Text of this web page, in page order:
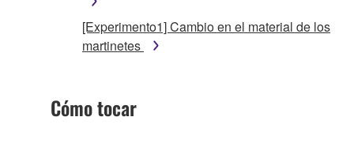
[Experimento1] Cambio en el material de los
martinetes
Cómo tocar